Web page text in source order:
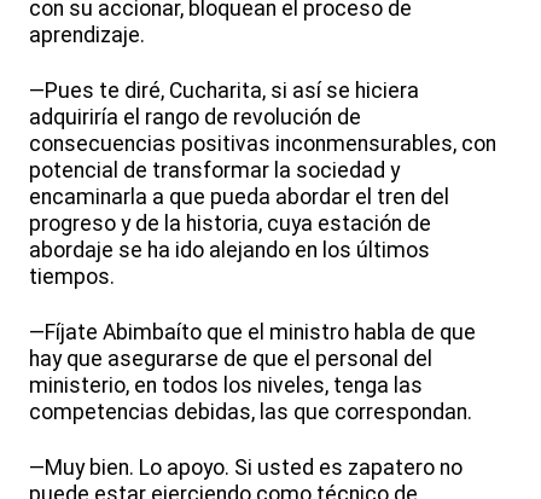
con su accionar, bloquean el proceso de
aprendizaje.
—Pues te diré, Cucharita, si así se hiciera
adquiriría el rango de revolución de
consecuencias positivas inconmensurables, con
potencial de transformar la sociedad y
encaminarla a que pueda abordar el tren del
progreso y de la historia, cuya estación de
abordaje se ha ido alejando en los últimos
tiempos.
—Fíjate Abimbaíto que el ministro habla de que
hay que asegurarse de que el personal del
ministerio, en todos los niveles, tenga las
competencias debidas, las que correspondan.
—Muy bien. Lo apoyo. Si usted es zapatero no